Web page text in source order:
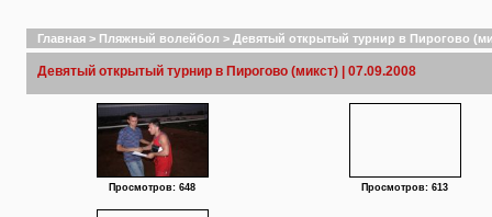
Главная > Пляжный волейбол > Девятый открытый турнир в Пирогово
Девятый открытый турнир в Пирогово (микст) | 07.09.2008
Просмотров: 648 Просмотров: 613